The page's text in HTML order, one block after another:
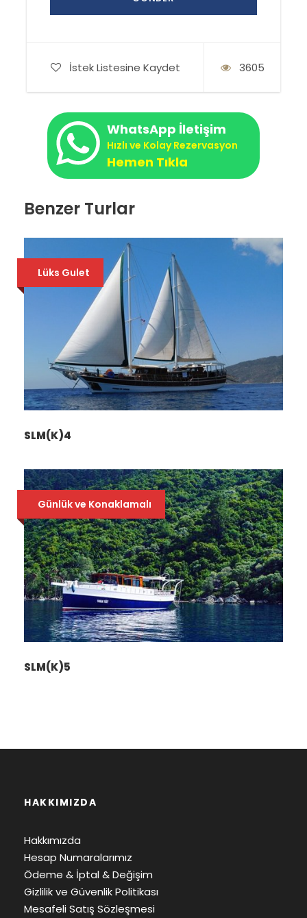
İstek Listesine Kaydet 3605
WhatsApp İletişim
Hızlı ve Kolay Rezervasyon
Hemen Tıkla
Benzer Turlar
Lüks Gulet
SLM(K)4
Günlük ve Konaklamalı
SLM(K)5
HAKKIMIZDA
Hakkımızda
Hesap Numaralarımız
Ödeme & İptal & Değişim
Gizlilik ve Güvenlik Politikası
Mesafeli Satış Sözleşmesi